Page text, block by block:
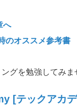
へ
のオススメ参考書
グを勉強してみま
[テックアカ